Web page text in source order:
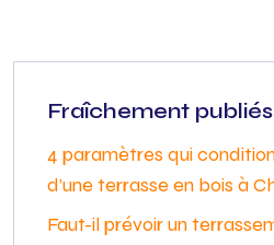
Fraîchement publiés
4 paramètres qui
d’une terrasse en bois à
Faut-il prévoir un